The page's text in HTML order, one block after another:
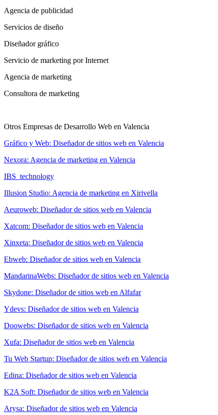
Agencia de publicidad
Servicios de diseño
Diseñador gráfico
Servicio de marketing por Internet
Agencia de marketing
Consultora de marketing
Otros Empresas de Desarrollo Web en Valencia
Gráfico y Web: Diseñador de sitios web en Valencia
Nexora: Agencia de marketing en Valencia
IBS_technology
Illusion Studio: Agencia de marketing en Xirivella
Aeuroweb: Diseñador de sitios web en Valencia
Xatcom: Diseñador de sitios web en Valencia
Xinxeta: Diseñador de sitios web en Valencia
Ebweb: Diseñador de sitios web en Valencia
MandarinaWebs: Diseñador de sitios web en Valencia
Skydone: Diseñador de sitios web en Alfafar
Ydevs: Diseñador de sitios web en Valencia
Doowebs: Diseñador de sitios web en Valencia
Xufa: Diseñador de sitios web en Valencia
Tu Web Startup: Diseñador de sitios web en Valencia
Edina: Diseñador de sitios web en Valencia
K2A Soft: Diseñador de sitios web en Valencia
Arysa: Diseñador de sitios web en Valencia